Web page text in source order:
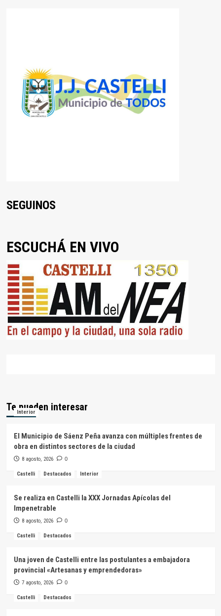
SEGUINOS
ESCUCHÁ EN VIVO
Te pueden interesar
Interior
El Municipio de Sáenz Peña avanza con múltiples frentes de
obra en distintos sectores de la ciudad
8 agosto, 2026 0
Castelli Destacados Interior
Se realiza en Castelli la XXX Jornadas Apícolas del
Impenetrable
8 agosto, 2026 0
Castelli Destacados
Una joven de Castelli entre las postulantes a embajadora
provincial «Artesanas y emprendedoras»
7 agosto, 2026 0
Castelli Destacados